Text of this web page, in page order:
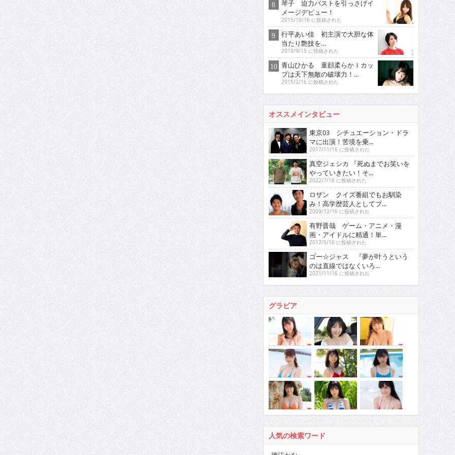
琴子 迫力バストを引っさげイ
メージデビュー！
2015/10/16 に投稿された
行平あい佳 初主演で大胆な体
当たり艶技を…
2018/9/15 に投稿された
青山ひかる 童顔柔らかＩカッ
プは天下無敵の破壊力！...
2015/2/16 に投稿された
オススメインタビュー
東京03 シチュエーション・ドラ
マに出演！苦境を乗...
2017/11/16 に投稿された
真空ジェシカ 『死ぬまでお笑いを
やっていきたい！そ...
2022/7/16 に投稿された
ロザン クイズ番組でもお馴染
み！高学歴芸人としてブ...
2009/12/16 に投稿された
有野晋哉 ゲーム・アニメ・漫
画・アイドルに精通！単...
2017/5/16 に投稿された
ゴー☆ジャス 『夢が叶うという
のは直線ではなくいろ...
2021/11/16 に投稿された
グラビア
人気の検索ワード